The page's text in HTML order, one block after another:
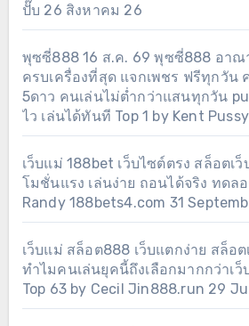
ปั๊บ 26 สิงหาคม 26
พุซซี่888 16 ส.ค. 69 พุซซี่888 อาณ
ครบเครื่องที่สุด แจกเพชร ฟรีทุกวัน
5ดาว คนเล่นไม่ต่ำกว่าแสนทุกวัน
ไว เล่นได้ทันที Top 1 by Kent
เว็บแม่ 188bet เว็บไซต์ตรง สล็อตเ
โมชั่นแรง เล่นง่าย ถอนได้จริง ทดลอ
Randy 188bets4.com 31
เว็บแม่ สล็อต888 เว็บแตกง่าย สล็อ
ทำไมคนเล่นยุคนี้ถึงเลือกมากกว่าเว็
Top 63 by Cecil Jin888.run 29